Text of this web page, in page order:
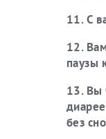
11. С
12.
паузы
13. Вы
без